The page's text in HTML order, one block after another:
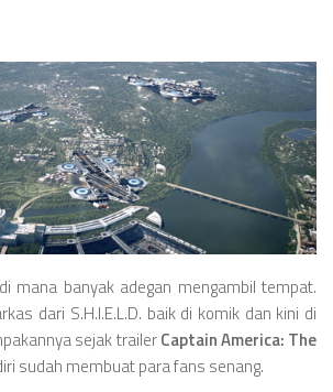
mana banyak adegan mengambil tempat.
dari S.H.I.E.L.D. baik di komik dan kini di
sejak trailerCaptain America: The
sudah membuat para fans senang.